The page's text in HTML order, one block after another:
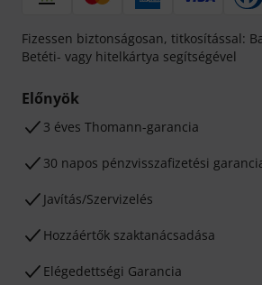
Fizessen biztonságosan, titkosítással:
Betéti- vagy hitelkártya segítségével
Előnyök
3 éves Thomann-garancia
30 napos pénzvisszafizetési
Javítás/Szervizelés
Hozzáértők szaktanácsadása
Elégedettségi Garancia